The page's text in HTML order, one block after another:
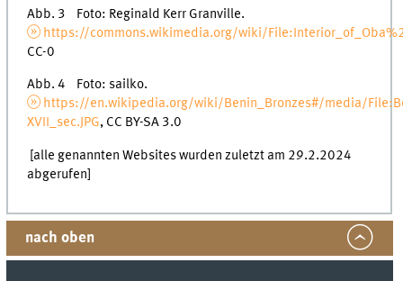
Abb. 3 Foto: Reginald Kerr Granville.
https://commons.wikimedia.org/wiki/
CC-0
Abb. 4 Foto: sailko.
https://en.wikipedia.org/wiki/Benin_Bronzes#/media/
XVII_sec.JPG, CC BY-SA 3.0
[alle genannten Websites wurden zuletzt am 29.2.2024
abgerufen]
nach oben